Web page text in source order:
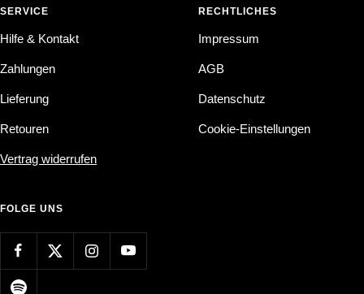
SERVICE
Hilfe & Kontakt
Zahlungen
Lieferung
Retouren
Vertrag widerrufen
RECHTLICHES
Impressum
AGB
Datenschutz
Cookie-Einstellungen
FOLGE UNS